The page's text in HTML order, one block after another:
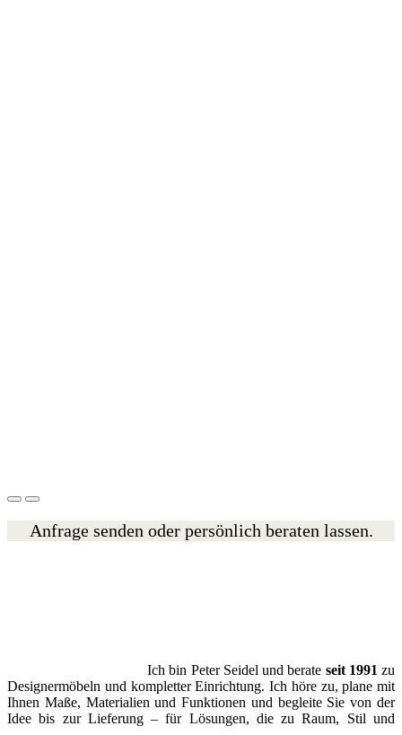
Anfrage senden oder persönlich beraten lassen.
Ich bin Peter Seidel und berate seit 1991 zu
Designermöbeln und kompletter Einrichtung. Ich höre zu, plane mit
Ihnen Maße, Materialien und Funktionen und begleite Sie von der
Idee bis zur Lieferung – für Lösungen, die zu Raum, Stil und